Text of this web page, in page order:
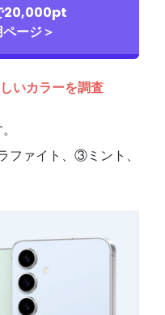
20,000pt
ージ＞
いカラーを調査
ァイト、③ミント、